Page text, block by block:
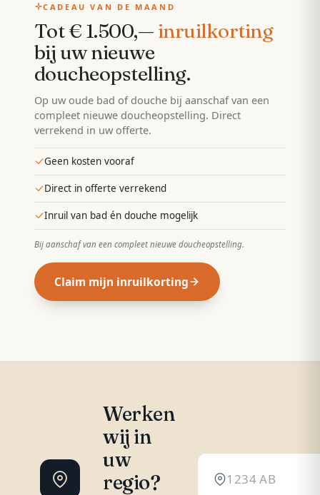
CADEAU VAN DE MAAND
Tot € 1.500,— inruilkorting
bij uw nieuwe
doucheopstelling.
Op uw oude bad of douche bij aanschaf van een
compleet nieuwe doucheopstelling. Direct
verrekend in uw offerte.
Geen kosten vooraf
Direct in offerte verrekend
Inruil van bad én douche mogelijk
Bij aanschaf van een compleet nieuwe doucheopstelling.
Claim mijn inruilkorting
Werken
wij in
uw
regio?